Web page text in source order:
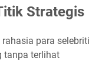
Strategis
para selebriti
tanpa terlihat